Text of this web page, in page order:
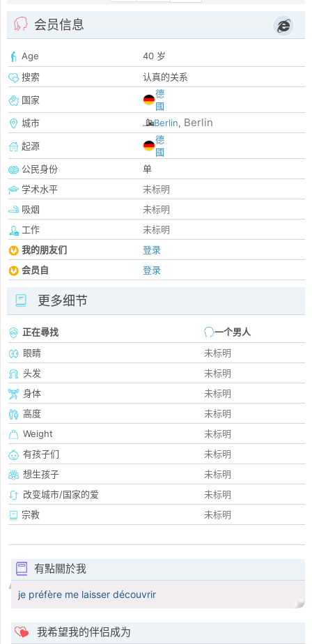
会员信息
Age
40 岁
搜索
认真的关系
国家
德
國
城市
Berlin, Berlin
起源
德
國
公民身份
单
学术水平
未标明
吸烟
未标明
工作
未标明
我的朋友们
登录
会员自
登录
更多细节
正在尋找
一个男人
眼睛
未标明
头发
未标明
身体
未标明
高度
未标明
Weight
未标明
有孩子们
未标明
想生孩子
未标明
改变城市/国家的爱
未标明
宗教
未标明
有點關於我
je préfère me laisser découvrir
我希望我的伴侣成为